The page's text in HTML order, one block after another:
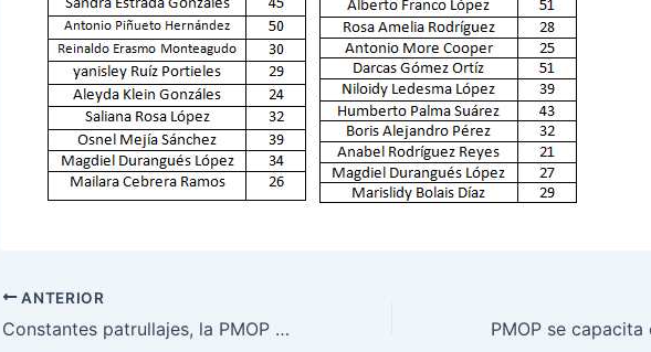
ANTERIOR
Constantes patrullajes, la PMOP recupera taxi robado.